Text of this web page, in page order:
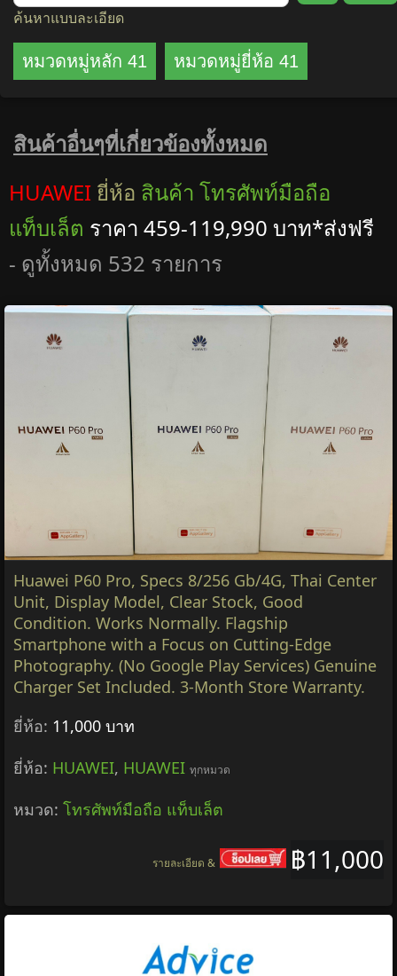
ค้นหาแบบละเอียด
หมวดหมู่หลัก 41 หมวดหมู่ยี่ห้อ 41
สินค้าอื่นๆที่เกี่ยวข้องทั้งหมด
HUAWEI ยี่ห้อ สินค้า โทรศัพท์มือถือ
แท็บเล็ต ราคา 459-119,990 บาท*ส่งฟรี
- ดูทั้งหมด 532 รายการ
Huawei P60 Pro, Specs 8/256 Gb/4G, Thai Center
Unit, Display Model, Clear Stock, Good
Condition. Works Normally. Flagship
Smartphone with a Focus on Cutting-Edge
Photography. (No Google Play Services) Genuine
Charger Set Included. 3-Month Store Warranty.
ยี่ห้อ: 11,000 บาท
ยี่ห้อ: HUAWEI, HUAWEI ทุกหมวด
หมวด: โทรศัพท์มือถือ แท็บเล็ต
฿11,000
รายละเอียด &